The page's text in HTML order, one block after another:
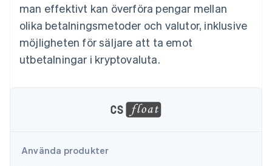
Climate
Koldioxidinfångning
Identity
Identitetsverifiering online
Ecosystem
Partner
man effektivt kan överföra pengar mellan
olika betalningsmetoder och valutor, inklusive
möjligheten för säljare att ta emot
utbetalningar i kryptovaluta.
Använda produkter